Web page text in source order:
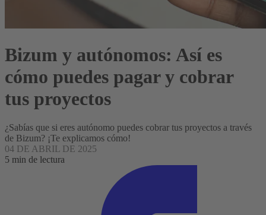
Bizum y autónomos: Así es
cómo puedes pagar y cobrar
tus proyectos
¿Sabías que si eres autónomo puedes cobrar tus proyectos a través
de Bizum? ¡Te explicamos cómo!
04 DE ABRIL DE 2025
5 min de lectura